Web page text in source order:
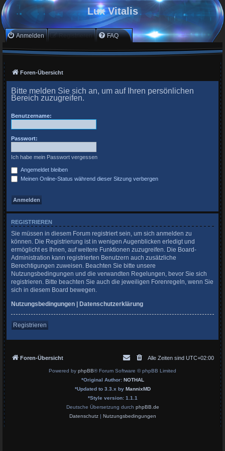
Lux Vitalis
Anmelden Registrieren FAQ
Foren-Übersicht
Bitte melden Sie sich an, um auf Ihren persönlichen
Bereich zuzugreifen.
Benutzername:
Passwort:
Ich habe mein Passwort vergessen
Angemeldet bleiben
Meinen Online-Status während dieser Sitzung verbergen
REGISTRIEREN
Sie müssen in diesem Forum registriert sein, um sich anmelden zu
können. Die Registrierung ist in wenigen Augenblicken erledigt und
ermöglicht es Ihnen, auf weitere Funktionen zuzugreifen. Die Board-
Administration kann registrierten Benutzern auch zusätzliche
Berechtigungen zuweisen. Beachten Sie bitte unsere
Nutzungsbedingungen und die verwandten Regelungen, bevor Sie sich
registrieren. Bitte beachten Sie auch die jeweiligen Forenregeln, wenn Sie
sich in diesem Board bewegen.
Nutzungsbedingungen | Datenschutzerklärung
Registrieren
Foren-Übersicht Alle Zeiten sind UTC+02:00
Powered by phpBB® Forum Software © phpBB Limited
*Original Author: NOTHAL
*Updated to 3.3.x by MannixMD
*Style version: 1.1.1
Deutsche Übersetzung durch phpBB.de
Datenschutz| Nutzungsbedingungen